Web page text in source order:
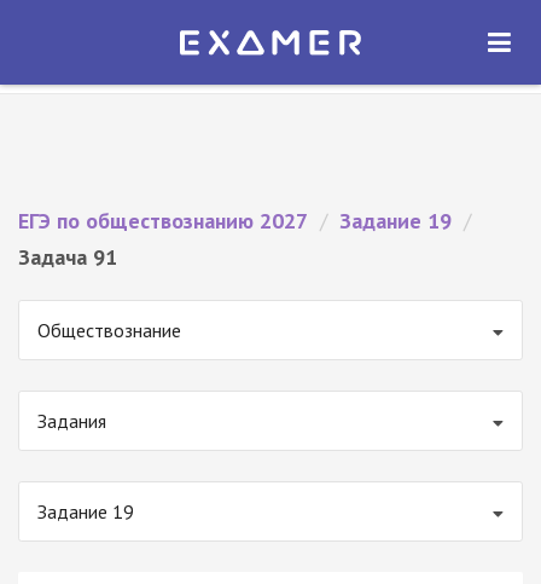
Экзамер — ЕГЭ 2027
ОТКРЫТЬ
ЕГЭ по обществознанию 2027 / Задание 19 /
Задача 91
Обществознание
Задания
Задание 19